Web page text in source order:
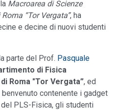
Macroarea di Scienze
“Tor Vergata”, ha
e decine di nuovi studenti
parte del Prof. Pasquale
di Fisica
Roma "Tor Vergata”, ed
contenente i gadget
PLS-Fisica, gli studenti